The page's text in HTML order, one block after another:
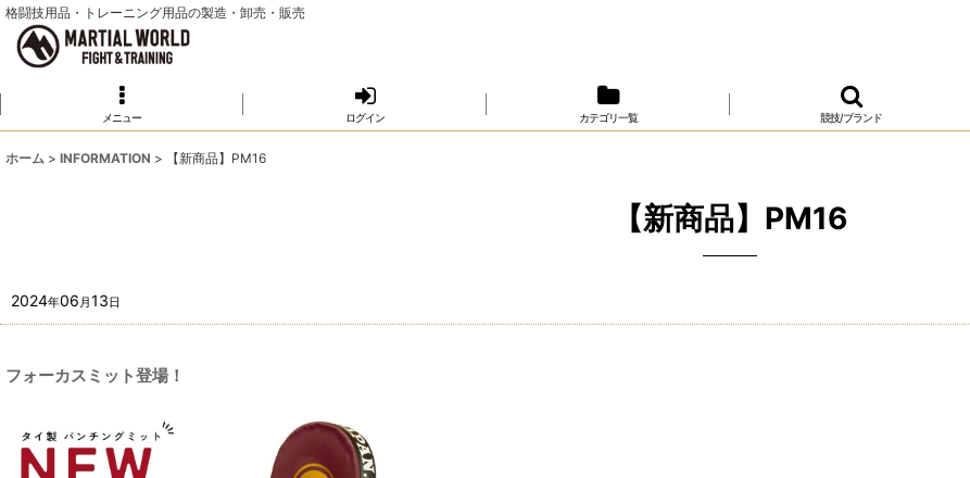
格闘技用品・トレーニング用品の製造・卸売・販売
メニュー ログイン カテゴリ一覧 競技/ブランド
ホーム > INFORMATION > 【新商品】PM16
【新商品】PM16
2024年06 月13日
フォーカスミット登場！